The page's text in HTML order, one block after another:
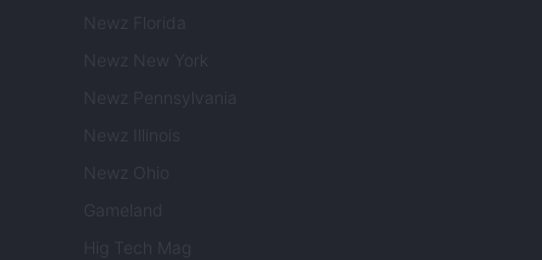
Newz Florida
Newz New York
Newz Pennsylvania
Newz Illinois
Newz Ohio
Gameland
Hig Tech Mag